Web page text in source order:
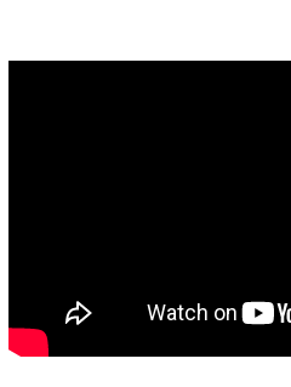
Coffeelabs Cursos curtos